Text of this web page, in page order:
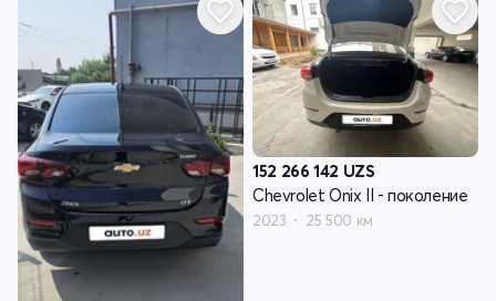
152 266 142 UZS
Chevrolet Onix II - поколение
2023 25 500 км